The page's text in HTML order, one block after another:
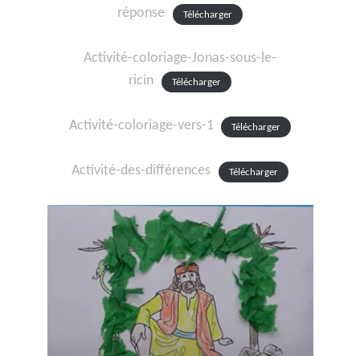
réponse
Télécharger
Activité-coloriage-Jonas-sous-le-
ricin
Télécharger
Activité-coloriage-vers-1 Télécharger
Activité-des-différences Télécharger